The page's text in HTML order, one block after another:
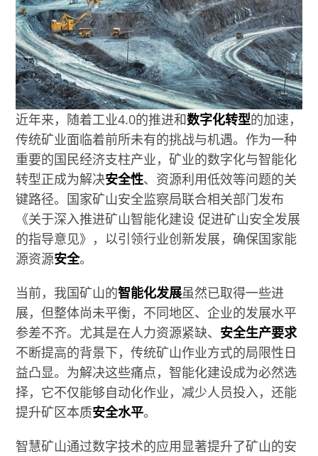
近年来，随着工业4.0的推进和数字化转型的加速，
传统矿业面临着前所未有的挑战与机遇。作为一种
重要的国民经济支柱产业，矿业的数字化与智能化
转型正成为解决安全性、资源利用低效等问题的关
键路径。国家矿山安全监察局联合相关部门发布
《关于深入推进矿山智能化建设 促进矿山安全发展
的指导意见》，以引领行业创新发展，确保国家能
源资源安全。
当前，我国矿山的智能化发展虽然已取得一些进
展，但整体尚未平衡，不同地区、企业的发展水平
参差不齐。尤其是在人力资源紧缺、 安全生产要求
不断提高的背景下，传统矿山作业方式的局限性日
益凸显。为解决这些痛点，智能化建设成为必然选
择，它不仅能够自动化作业，减少人员投入，还能
提升矿区本质安全水平。
智慧矿山通过数字技术的应用显著提升了矿山的安